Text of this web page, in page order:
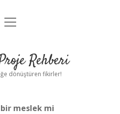
Uyarı
menüyü
Rehberi
dönüştüren fikirler!
meslek mi